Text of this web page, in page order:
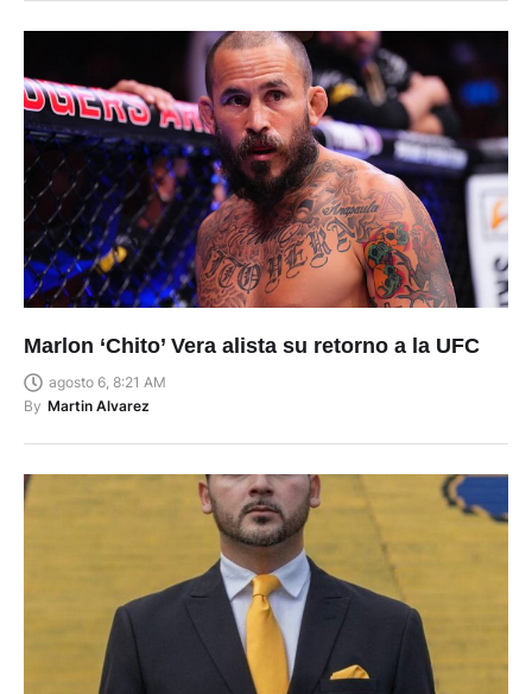
Marlon ‘Chito’ Vera alista su retorno a la UFC
agosto 6, 8:21 AM
By Martin Alvarez